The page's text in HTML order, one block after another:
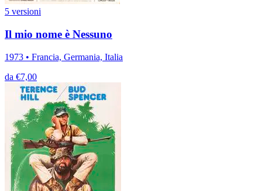
5 versioni
Il mio nome è Nessuno
1973 • Francia, Germania, Italia
da €7,00